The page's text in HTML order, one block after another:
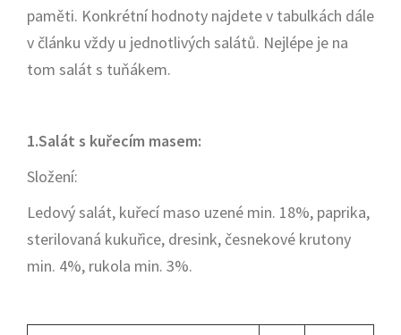
paměti. Konkrétní hodnoty najdete v tabulkách dále
v článku vždy u jednotlivých salátů. Nejlépe je na
tom salát s tuňákem.
1.Salát s kuřecím masem:
Složení:
Ledový salát, kuřecí maso uzené min. 18%, paprika,
sterilovaná kukuřice, dresink, česnekové krutony
min. 4%, rukola min. 3%.